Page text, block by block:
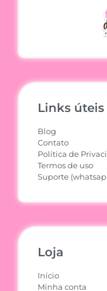
Links úteis
Blog
Contato
Política de
Termos de uso
Suporte
Loja
Início
Minha conta